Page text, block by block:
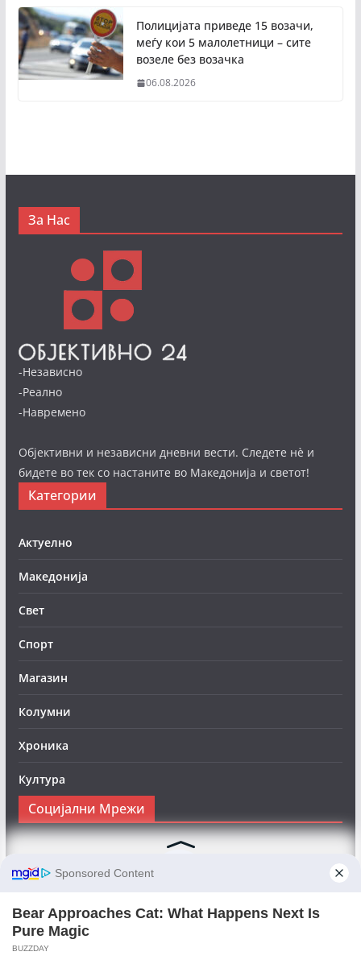
Полицијата приведе 15 возачи,
меѓу кои 5 малолетници – сите
возеле без возачка
06.08.2026
За Нас
-Независно
-Реално
-Навремено
Објективни и независни дневни вести. Следете нè и
бидете во тек со настаните во Македонија и светот!
Категории
Актуелно
Македонија
Свет
Спорт
Магазин
Колумни
Хроника
Култура
Социјални Мрежи
Следете нè на Фејсбук за да сте во тек со најновите